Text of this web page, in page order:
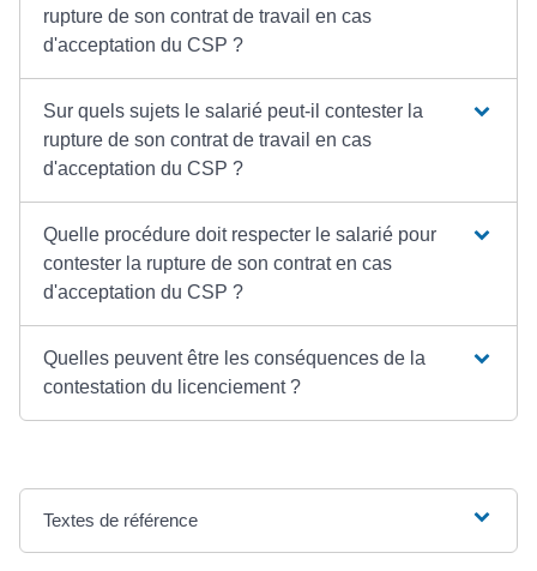
rupture de son contrat de travail en cas
d'acceptation du CSP ?
Sur quels sujets le salarié peut-il contester la
rupture de son contrat de travail en cas
d'acceptation du CSP ?
Quelle procédure doit respecter le salarié pour
contester la rupture de son contrat en cas
d'acceptation du CSP ?
Quelles peuvent être les conséquences de la
contestation du licenciement ?
Textes de référence